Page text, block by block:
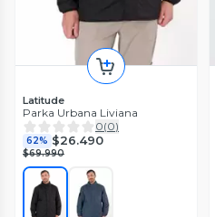
Latitude
Parka Urbana Liviana
0(0)
62% $26.490
$69.990